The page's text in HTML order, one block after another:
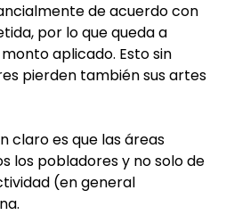
de acuerdo con
por lo que queda a
aplicado. Esto sin
pierden también sus artes
claro es que las áreas
los pobladores y no solo de
(en general